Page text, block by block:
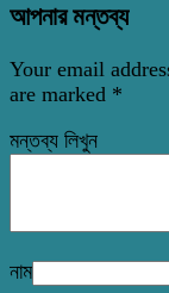
আপনার মন্তব্য
Your email
are marked *
মন্তব্য লিখুন
নাম